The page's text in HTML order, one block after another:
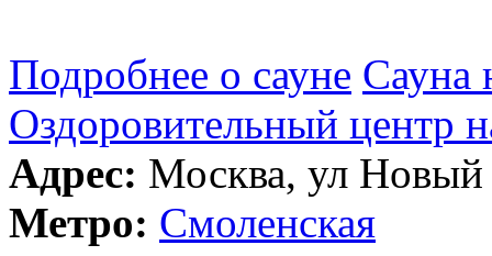
Подробнее о сауне Сауна
Оздоровительный центр
Адрес: Москва, ул Новый
Метро: Смоленская